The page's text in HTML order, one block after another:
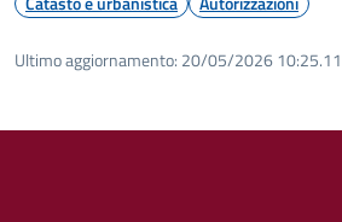
Ultimo aggiornamento: 20/05/2026 10:25.11